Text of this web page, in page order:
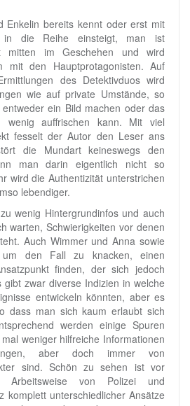
Enkelin bereits kennt oder erst mit
die Reihe einsteigt, man ist
mitten im Geschehen und wird
mit den Hauptprotagonisten. Auf
des Detektivduos wird
wie auf private Umstände, so
ein Bild machen oder das
wenig auffrischen kann. Mit viel
fesselt der Autor den Leser ans
die Mundart keineswegs den
man darin eigentlich nicht so
wird die Authentizität unterstrichen
lebendiger.
wenig Hintergrundinfos und auch
warten, Schwierigkeiten vor denen
Auch Wimmer und Anna sowie
den Fall zu knacken, einen
finden, der sich jedoch
zwar diverse Indizien in welche
entwickeln könnten, aber es
dass man sich kaum erlaubt sich
werden einige Spuren
weniger hilfreiche Informationen
aber doch immer von
sind. Schön zu sehen ist vor
Arbeitsweise von Polizei und
komplett unterschiedlicher Ansätze